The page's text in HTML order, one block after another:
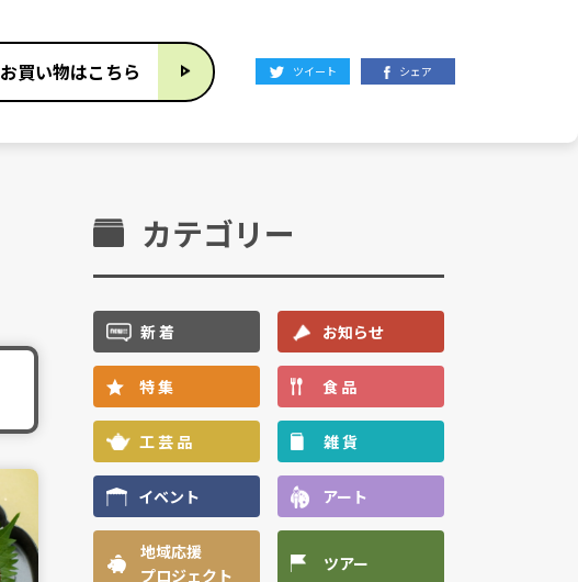
お買い物はこちら ツイート シェア
カテゴリー
新 着 お知らせ
特 集 食 品
工 芸 品 雑 貨
イベント アート
地域応援
プロジェクト
ツアー